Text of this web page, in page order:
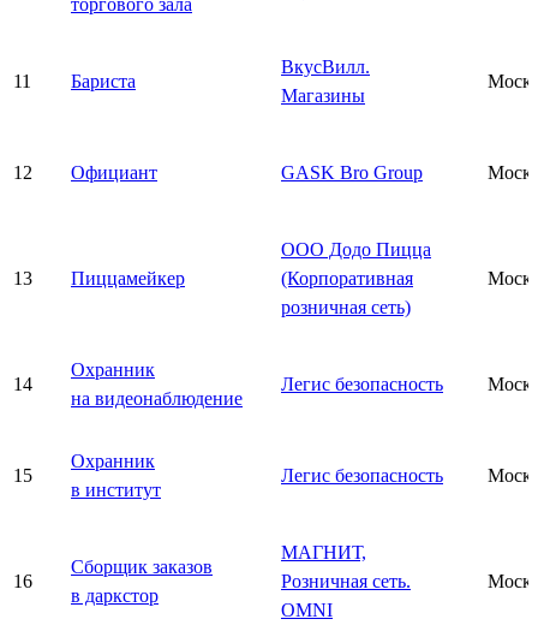
11 Бариста
ВкусВилл.
Магазины
12 Официант GASK Bro Group
13 Пиццамейкер
ООО Додо Пицца
(Корпоративная
розничная сеть)
14
Охранник
на видеонаблюдение
Легис безопасность
15
Охранник
в институт
Легис безопасность
16
Сборщик заказов
в даркстор
МАГНИТ,
Розничная сеть.
OMNI